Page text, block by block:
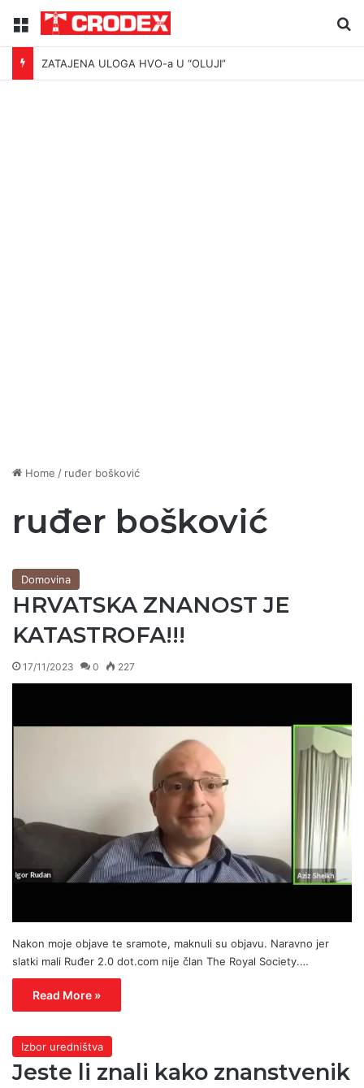
Menu
ZATAJENA ULOGA HVO-a U “OLUJI”
Home / ruđer bošković
ruđer bošković
Domovina
HRVATSKA ZNANOST JE
KATASTROFA!!!
17/11/2023 0 227
Nakon moje objave te sramote, maknuli su objavu. Naravno jer
slatki mali Ruđer 2.0 dot.com nije član The Royal Society.…
Read More »
Izbor uredništva
Jeste li znali kako znanstvenik